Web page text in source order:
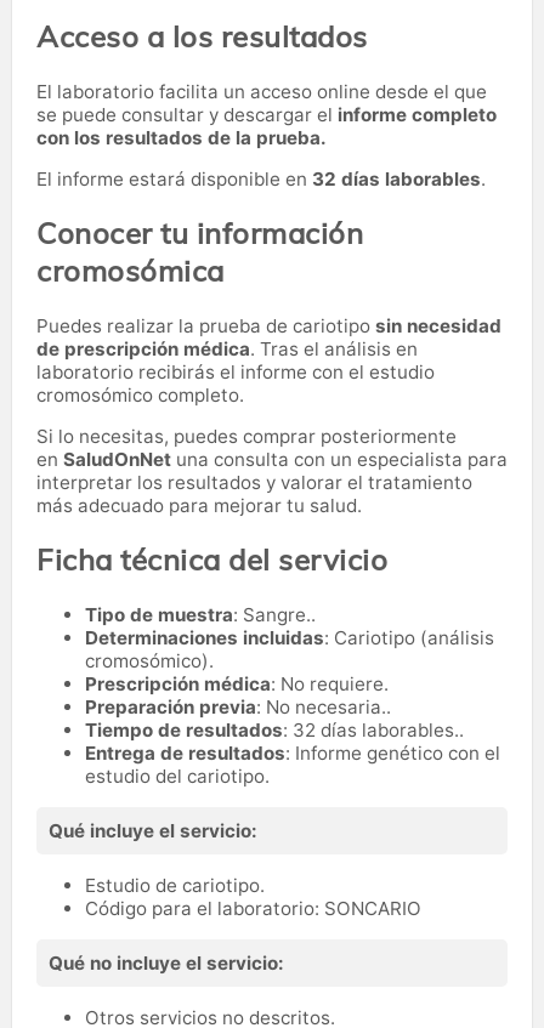
Acceso a los resultados
El laboratorio facilita un acceso online desde el que
se puede consultar y descargar el informe completo
con los resultados de la prueba.
El informe estará disponible en 32 días laborables.
Conocer tu información
cromosómica
Puedes realizar la prueba de cariotipo sin necesidad
de prescripción médica. Tras el análisis en
laboratorio recibirás el informe con el estudio
cromosómico completo.
Si lo necesitas, puedes comprar posteriormente
en SaludOnNet una consulta con un especialista para
interpretar los resultados y valorar el tratamiento
más adecuado para mejorar tu salud.
Ficha técnica del servicio
Tipo de muestra: Sangre..
Determinaciones incluidas: Cariotipo (análisis
cromosómico).
Prescripción médica: No requiere.
Preparación previa: No necesaria..
Tiempo de resultados: 32 días laborables..
Entrega de resultados: Informe genético con el
estudio del cariotipo.
Qué incluye el servicio:
Estudio de cariotipo.
Código para el laboratorio: SONCARIO
Qué no incluye el servicio:
Otros servicios no descritos.